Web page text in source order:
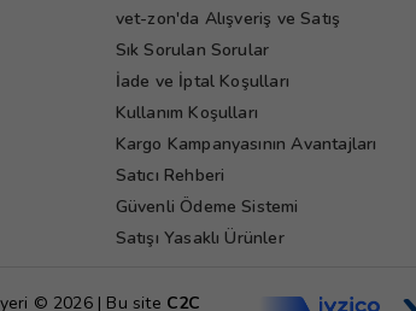
vet-zon'da Alışveriş ve Satış
Sık Sorulan Sorular
İade ve İptal Koşulları
Kullanım Koşulları
Kargo Kampanyasının Avantajları
Satıcı Rehberi
Güvenli Ödeme Sistemi
Satışı Yasaklı Ürünler
© 2026 | Bu site C2C